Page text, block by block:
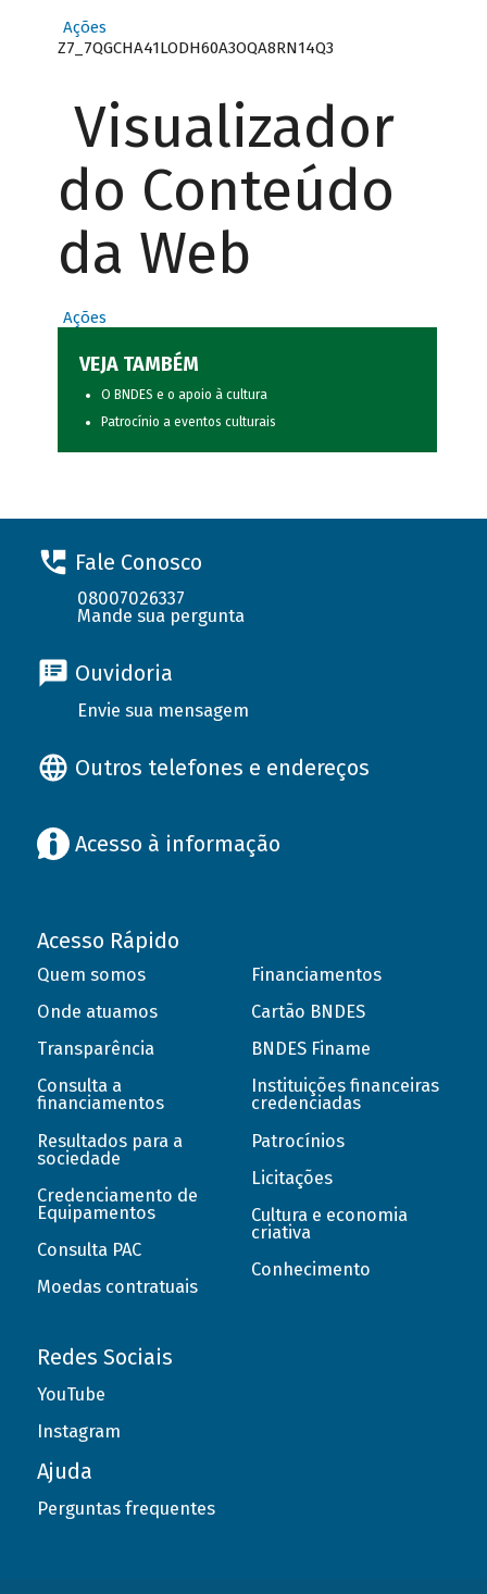
Ações
Z7_7QGCHA41LODH60A3OQA8RN14Q3
Visualizador
do Conteúdo
da Web
Ações
VEJA TAMBÉM
O BNDES e o apoio à cultura
Patrocínio a eventos culturais
Fale Conosco
08007026337
Mande sua pergunta
Ouvidoria
Envie sua mensagem
Outros telefones e endereços
Acesso à informação
Acesso Rápido
Quem somos
Onde atuamos
Transparência
Consulta a
financiamentos
Resultados para a
sociedade
Credenciamento de
Equipamentos
Consulta PAC
Moedas contratuais
Financiamentos
Cartão BNDES
BNDES Finame
Instituições financeiras
credenciadas
Patrocínios
Licitações
Cultura e economia
criativa
Conhecimento
Redes Sociais
YouTube
Instagram
Ajuda
Perguntas frequentes